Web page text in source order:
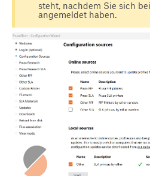
steht, nachdem Sie sich
angemeldet haben.